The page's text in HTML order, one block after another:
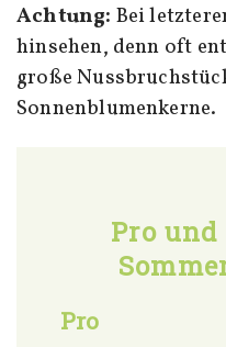
Achtung: Bei
hinsehen, denn oft
große
Sonnenblumenkerne.
Pro
Pro